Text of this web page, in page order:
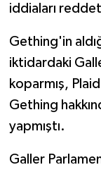
iddiaları
Gething'in
iktidardaki
koparmış,
Gething
yapmıştı.
Galler